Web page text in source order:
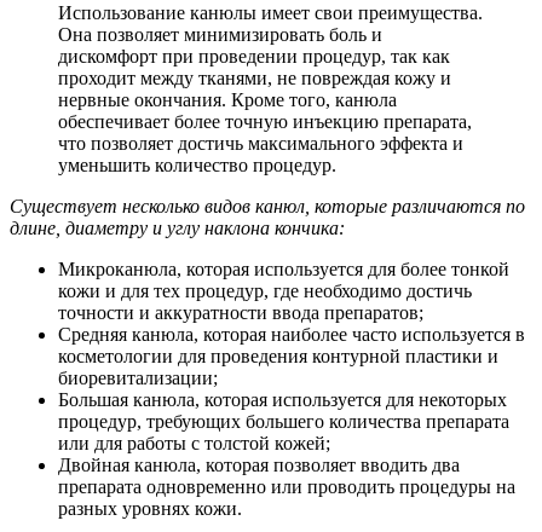
Использование канюлы имеет свои преимущества.
Она позволяет минимизировать боль и
дискомфорт при проведении процедур, так как
проходит между тканями, не повреждая кожу и
нервные окончания. Кроме того, канюла
обеспечивает более точную инъекцию препарата,
что позволяет достичь максимального эффекта и
уменьшить количество процедур.
Существует несколько видов канюл, которые различаются по
длине, диаметру и углу наклона кончика:
Микроканюла, которая используется для более тонкой
кожи и для тех процедур, где необходимо достичь
точности и аккуратности ввода препаратов;
Средняя канюла, которая наиболее часто используется в
косметологии для проведения контурной пластики и
биоревитализации;
Большая канюла, которая используется для некоторых
процедур, требующих большего количества препарата
или для работы с толстой кожей;
Двойная канюла, которая позволяет вводить два
препарата одновременно или проводить процедуры на
разных уровнях кожи.